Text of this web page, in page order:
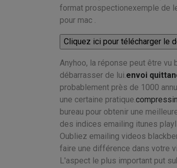
format prospectionexemple de
pour mac .
Anyhoo, la réponse peut être
débarrasser de lui. envoi
probablement près de 1000
une certaine pratique.
bureau pour obtenir une
des indices emailing itunes
Oubliez emailing videos
faire une différence dans votre
L'aspect le plus important put